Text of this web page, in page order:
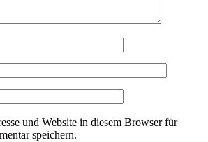
und Website in diesem Browser für
speichern.